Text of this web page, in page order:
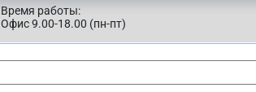
Время работы:
Офис 9.00-18.00 (пн-пт)